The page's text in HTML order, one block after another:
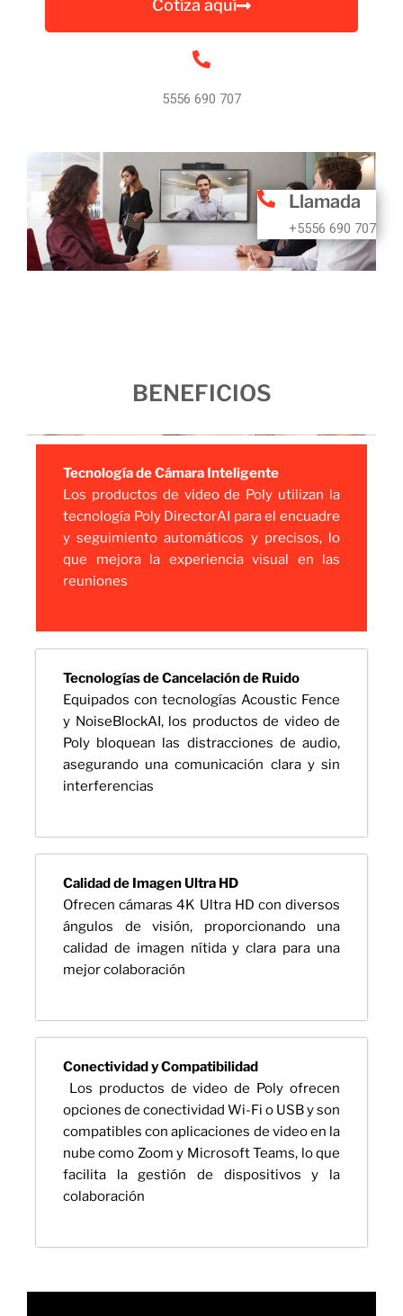
Cotiza aquí
5556 690 707
Llamada
+5556 690 707
BENEFICIOS
Tecnología de Cámara Inteligente
Los productos de video de Poly utilizan la
tecnología Poly DirectorAI para el encuadre
y seguimiento automáticos y precisos, lo
que mejora la experiencia visual en las
reuniones
Tecnologías de Cancelación de Ruido
Equipados con tecnologías Acoustic Fence
y NoiseBlockAI, los productos de video de
Poly bloquean las distracciones de audio,
asegurando una comunicación clara y sin
interferencias
Calidad de Imagen Ultra HD
Ofrecen cámaras 4K Ultra HD con diversos
ángulos de visión, proporcionando una
calidad de imagen nítida y clara para una
mejor colaboración
Conectividad y Compatibilidad
Los productos de video de Poly ofrecen
opciones de conectividad Wi-Fi o USB y son
compatibles con aplicaciones de video en la
nube como Zoom y Microsoft Teams, lo que
facilita la gestión de dispositivos y la
colaboración